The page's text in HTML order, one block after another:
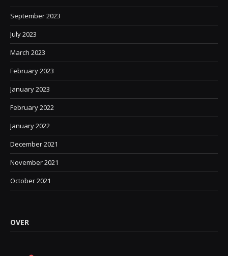
September 2023
July 2023
March 2023
February 2023
January 2023
February 2022
January 2022
December 2021
November 2021
October 2021
OVER